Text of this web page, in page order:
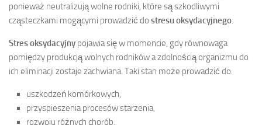
ponieważ neutralizują wolne rodniki, które są szkodliwymi
cząsteczkami mogącymi prowadzić do stresu oksydacyjnego.
Stres oksydacyjny pojawia się w momencie, gdy równowaga
pomiędzy produkcją wolnych rodników a zdolnością organizmu do
ich eliminacji zostaje zachwiana. Taki stan może prowadzić do:
uszkodzeń komórkowych,
przyspieszenia procesów starzenia,
rozwoju różnych chorób.